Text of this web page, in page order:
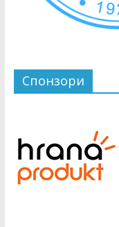
Спонзори